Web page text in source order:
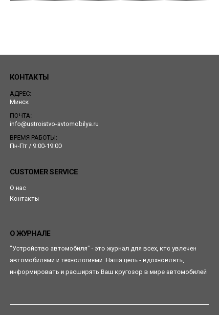
КОНТАКТЫ
АДРЕС:
Минск
ПОЧТА:
info@ustroistvo-avtomobilya.ru
ВРЕМЯ РАБОТЫ:
Пн-Пт / 9:00-19:00
CUSTOMER SERVICE
О нас
Контакты
О ЖУРНАЛЕ
"Устройство автомобиля" - это журнал для всех, кто увлечен
автомобилями и технологиями. Наша цель - вдохновлять,
информировать и расширять Ваш кругозор в мире автомобилей